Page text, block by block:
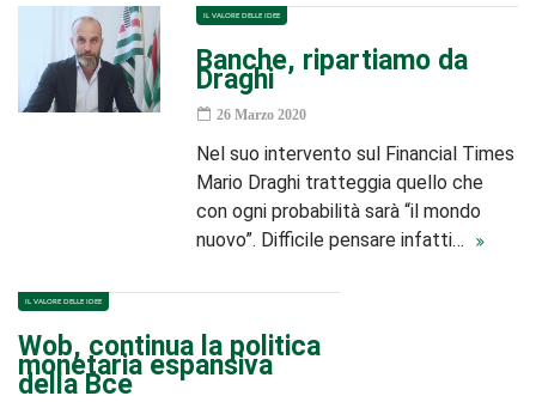
IL VALORE DELLE IDEE
Banche, ripartiamo da
Draghi
26 Marzo 2020
Nel suo intervento sul Financial Times
Mario Draghi tratteggia quello che
con ogni probabilità sarà “il mondo
nuovo”. Difficile pensare infatti…
IL VALORE DELLE IDEE
Wob, continua la politica
monetaria espansiva
della Bce